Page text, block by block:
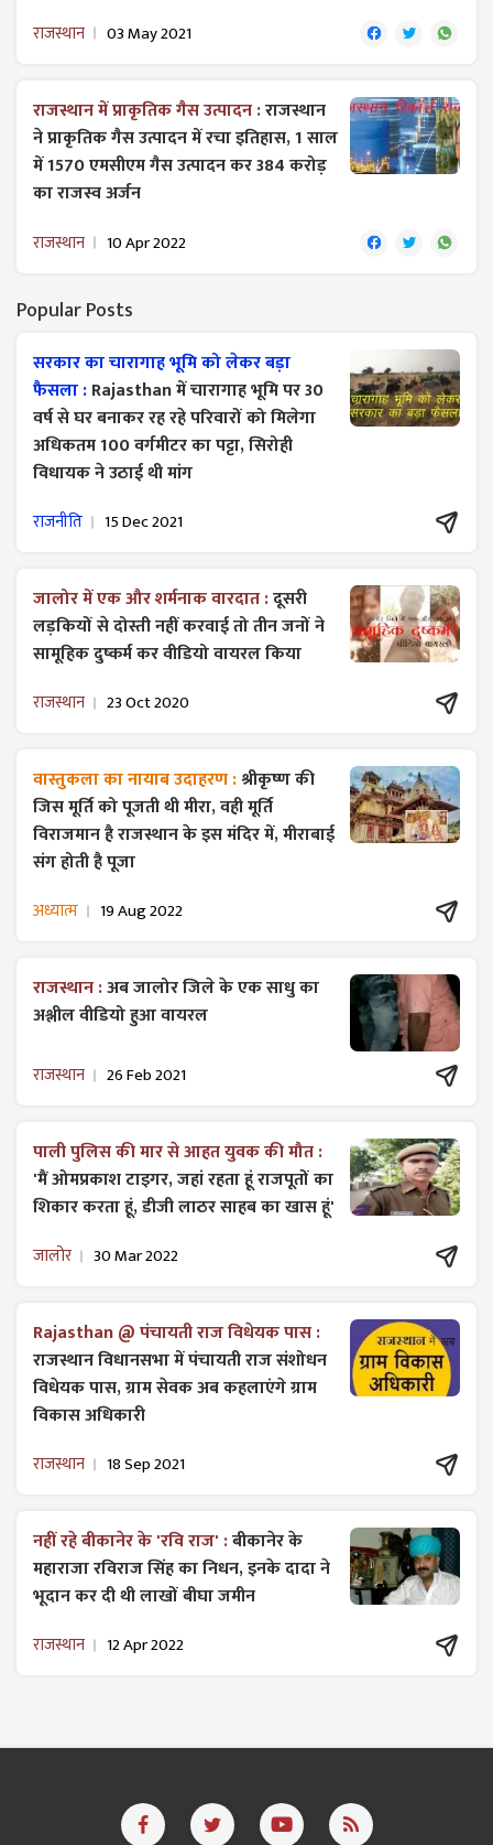
राजस्थान 03 May 2021
राजस्थान में प्राकृतिक गैस उत्पादन :राजस्थान
ने प्राकृतिक गैस उत्पादन में रचा इतिहास, 1 साल
में 1570 एमसीएम गैस उत्पादन कर 384 करोड़
का राजस्व अर्जन
राजस्थान 10 Apr 2022
Popular Posts
सरकार का चारागाह भूमि को लेकर बड़ा
फैसला :Rajasthan में चारागाह भूमि पर 30
वर्ष से घर बनाकर रह रहे परिवारों को मिलेगा
अधिकतम 100 वर्गमीटर का पट्टा, सिरोही
विधायक ने उठाई थी मांग
राजनीति 15 Dec 2021
जालोर में एक और शर्मनाक वारदात :दूसरी
लड़कियों से दोस्ती नहीं करवाई तो तीन जनों ने
सामूहिक दुष्कर्म कर वीडियो वायरल किया
राजस्थान 23 Oct 2020
वास्तुकला का नायाब उदाहरण :श्रीकृष्ण की
जिस मूर्ति को पूजती थी मीरा, वही मूर्ति
विराजमान है राजस्थान के इस मंदिर में, मीराबाई
संग होती है पूजा
अध्यात्म 19 Aug 2022
राजस्थान :अब जालोर जिले के एक साधु का
अश्लील वीडियो हुआ वायरल
राजस्थान 26 Feb 2021
पाली पुलिस की मार से आहत युवक की मौत :
'मैं ओमप्रकाश टाइगर, जहां रहता हूं राजपूतों का
शिकार करता हूं, डीजी लाठर साहब का खास हूं'
जालोर 30 Mar 2022
Rajasthan @ पंचायती राज विधेयक पास :
राजस्थान विधानसभा में पंचायती राज ​संशोधन
विधेयक पास, ग्राम सेवक अब कहलाएंगे ग्राम
विकास अधिकारी
राजस्थान 18 Sep 2021
नहीं रहे बीकानेर के 'रवि राज' :बीकानेर के
महाराजा रविराज सिंह का निधन, इनके दादा ने
भूदान कर दी थी लाखों बीघा जमीन
राजस्थान 12 Apr 2022